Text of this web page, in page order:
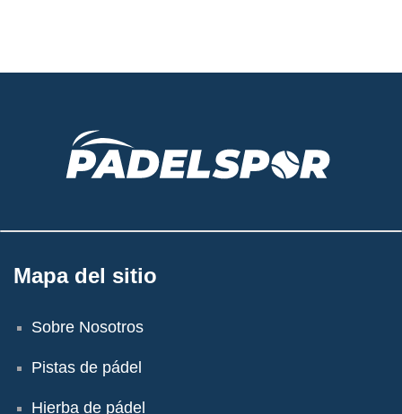
Mapa del sitio
Sobre Nosotros
Pistas de pádel
Hierba de pádel